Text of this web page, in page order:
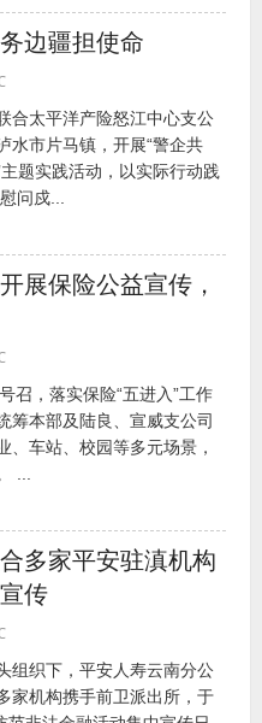
边疆担使命
合太平洋产险怒江中心支公
水市片马镇，开展“警企共
题实践活动，以实际行动践
问戍...
展保险公益宣传，
召，落实保险“五进入”工作
筹本部及陆良、宣威支公司
、车站、校园等多元场景，
...
多家平安驻滇机构
传
组织下，平安人寿云南分公
家机构携手前卫派出所，于